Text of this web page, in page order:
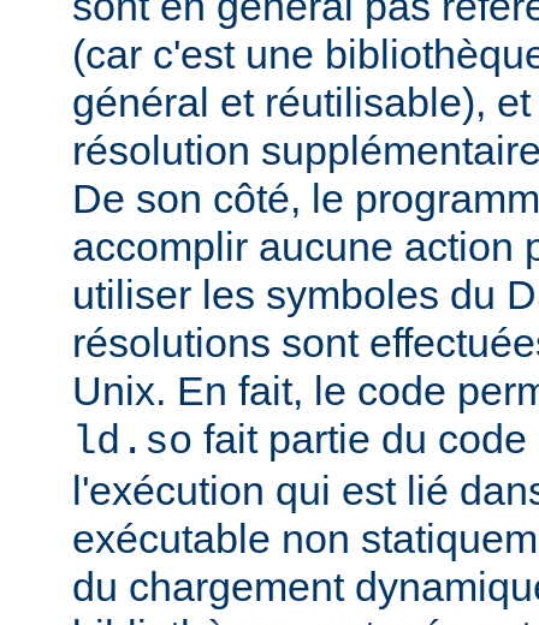
(car c'est une
général et réutilisable),
résolution
De son côté, le
accomplir aucune action
utiliser les symboles du
résolutions sont
Unix. En fait, le code
ld.so fait partie du
l'exécution qui est lié
exécutable non
du chargement